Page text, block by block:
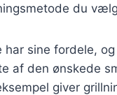
du
har sine fordele,
af den ønskede
giver